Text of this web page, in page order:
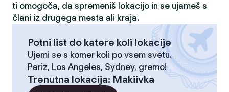
ti omogoča, da spremeniš lokacijo in se ujameš s
člani iz drugega mesta ali kraja.
Potni list do katere koli lokacije
Ujemi se s komer koli po vsem svetu.
Pariz, Los Angeles, Sydney, gremo!
Trenutna lokacija: Makiivka